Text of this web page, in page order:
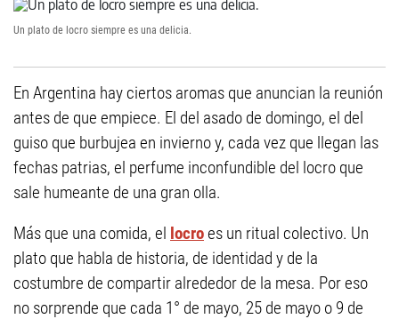
Un plato de locro siempre es una delicia.
En Argentina hay ciertos aromas que anuncian la reunión
antes de que empiece. El del asado de domingo, el del
guiso que burbujea en invierno y, cada vez que llegan las
fechas patrias, el perfume inconfundible del locro que
sale humeante de una gran olla.
Más que una comida, el locroes un ritual colectivo. Un
plato que habla de historia, de identidad y de la
costumbre de compartir alrededor de la mesa. Por eso
no sorprende que cada 1° de mayo, 25 de mayo o 9 de